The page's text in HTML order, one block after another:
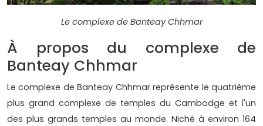
Le complexe de Banteay Chhmar
À propos du complexe de
Banteay Chhmar
Le complexe de Banteay Chhmar représente le quatrième
plus grand complexe de temples du Cambodge et l'un
des plus grands temples au monde. Niché à environ 164